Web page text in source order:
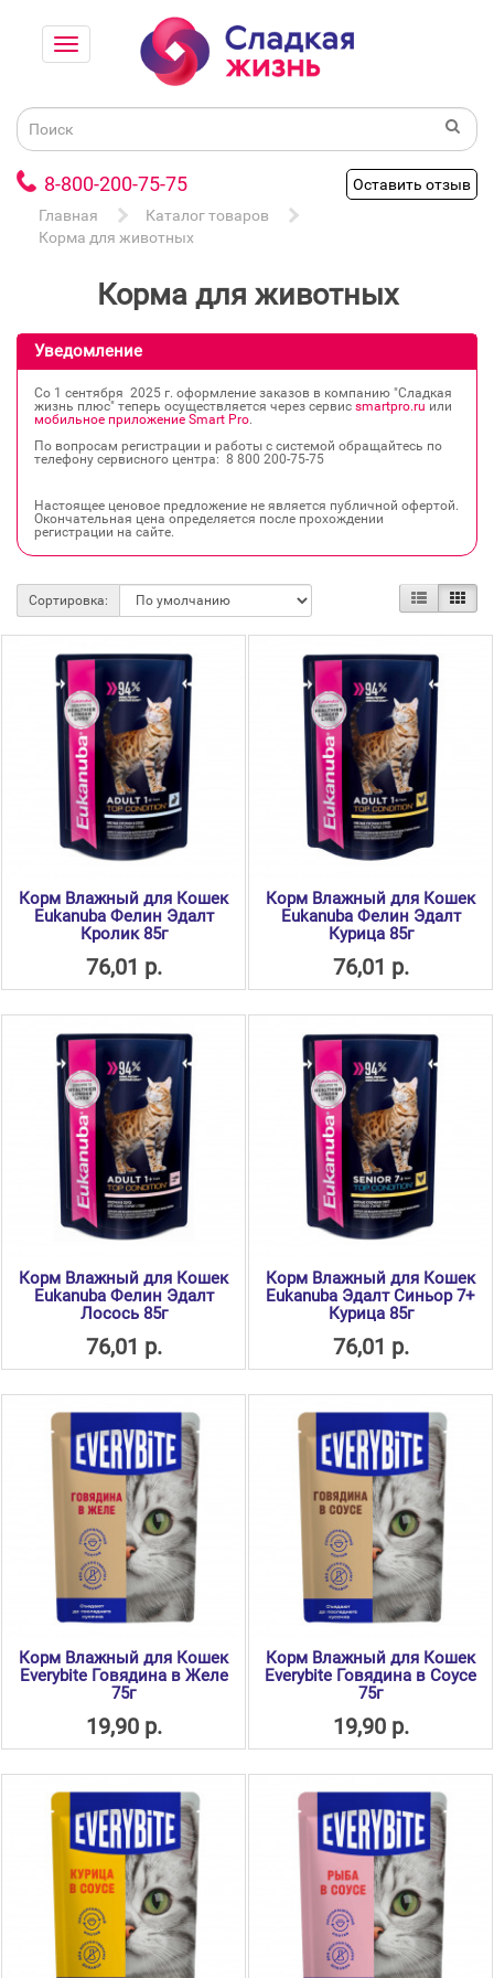
8-800-200-75-75
Оставить отзыв
Главная
Каталог товаров
Корма для животных
Корма для животных
Уведомление
Со 1 сентября 2025 г. оформление заказов в компанию "Сладкая
жизнь плюс" теперь осуществляется через сервис smartpro.ru или
мобильное приложение Smart Pro.
По вопросам регистрации и работы с системой обращайтесь по
телефону сервисного центра: 8 800 200‐75‐75
Настоящее ценовое предложение не является публичной офертой.
Окончательная цена определяется после прохождении
регистрации на сайте.
Сортировка:
Корм Влажный для Кошек
Eukanuba Фелин Эдалт
Кролик 85г
76,01 р.
Корм Влажный для Кошек
Eukanuba Фелин Эдалт
Курица 85г
76,01 р.
Корм Влажный для Кошек
Eukanuba Фелин Эдалт
Лосось 85г
76,01 р.
Корм Влажный для Кошек
Eukanuba Эдалт Синьор 7+
Курица 85г
76,01 р.
Корм Влажный для Кошек
Everybite Говядина в Желе
75г
19,90 р.
Корм Влажный для Кошек
Everybite Говядина в Соусе
75г
19,90 р.